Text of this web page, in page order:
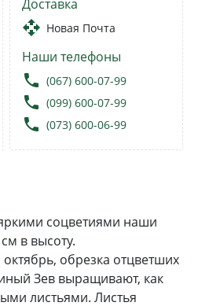
Доставка
open_with Новая Почта
Наши телефоны
local_phone (067) 600-07-99
local_phone (099) 600-07-99
local_phone (073) 600-06-99
соцветиями наши
в высоту.
обрезка отцветших
Зев выращивают, как
листьями. Листья